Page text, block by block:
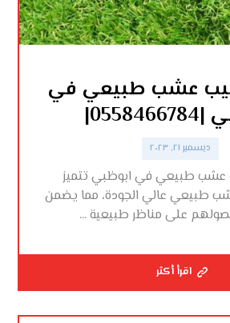
عشب طبيعي في
ديسمبر ٢١, ٢٠٢٣
عشب طبيعي في ابوظبي تتميز
طبيعي عالي الجودة، مما يضمن
على مناظر طبيعية ...
اقرأ أكثر